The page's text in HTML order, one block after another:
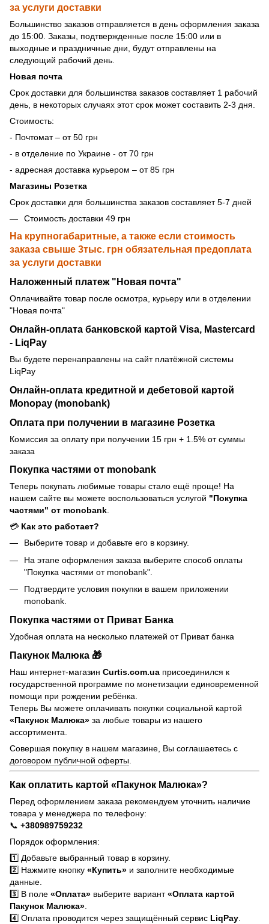
за услуги доставки
Большинство заказов отправляется в день оформления заказа
до 15:00. Заказы, подтвержденные после 15:00 или в
выходные и праздничные дни, будут отправлены на
следующий рабочий день.
Новая почта
Срок доставки для большинства заказов составляет 1 рабочий
день, в некоторых случаях этот срок может составить 2-3 дня.
Стоимость:
- Почтомат – от 50 грн
- в отделение по Украине - от 70 грн
- адресная доставка курьером – от 85 грн
Магазины Розетка
Срок доставки для большинства заказов составляет 5-7 дней
Стоимость доставки 49 грн
На крупногабаритные, а также если стоимость
заказа свыше 3тыс. грн обязательная предоплата
за услуги доставки
Наложенный платеж "Новая почта"
Оплачивайте товар после осмотра, курьеру или в отделении
"Новая почта"
Онлайн-оплата банковской картой Visa, Mastercard
- LiqPay
Вы будете перенаправлены на сайт платёжной системы
LiqPay
Онлайн-оплата кредитной и дебетовой картой
Monopay (monobank)
Оплата при получении в магазине Розетка
Комиссия за оплату при получении 15 грн + 1.5% от суммы
заказа
Покупка частями от monobank
Теперь покупать любимые товары стало ещё проще! На
нашем сайте вы можете воспользоваться услугой "Покупка
частями" от monobank.
💳 Как это работает?
Выберите товар и добавьте его в корзину.
На этапе оформления заказа выберите способ оплаты
"Покупка частями от monobank".
Подтвердите условия покупки в вашем приложении
monobank.
Покупка частями от Приват Банка
Удобная оплата на несколько платежей от Приват банка
Пакунок Малюка 🎁
Наш интернет-магазин Curtis.com.ua присоединился к
государственной программе по монетизации единовременной
помощи при рождении ребёнка.
Теперь Вы можете оплачивать покупки социальной картой
«Пакунок Малюка» за любые товары из нашего
ассортимента.
Совершая покупку в нашем магазине, Вы соглашаетесь с
договором публичной оферты
Как оплатить картой «Пакунок Малюка»?
Перед оформлением заказа рекомендуем уточнить наличие
товара у менеджера по телефону:
📞 +380989759232
Порядок оформления:
1️⃣ Добавьте выбранный товар в корзину.
2️⃣ Нажмите кнопку «Купить» и заполните необходимые
данные.
3️⃣ В поле «Оплата» выберите вариант«Оплата картой
Пакунок Малюка»
4️⃣ Оплата проводится через защищённый сервис LiqPay